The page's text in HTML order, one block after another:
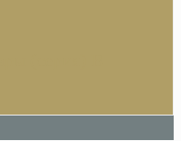
(серия) В